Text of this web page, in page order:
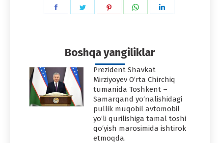
Share
Share
Share
Share
Boshqa yangiliklar
Prezident Shavkat
Mirziyoyev O‘rta Chirchiq
tumanida Toshkent –
Samarqand yo‘nalishidagi
pullik muqobil avtomobil
yo‘li qurilishiga tamal toshi
qo‘yish marosimida ishtirok
etmoqda.